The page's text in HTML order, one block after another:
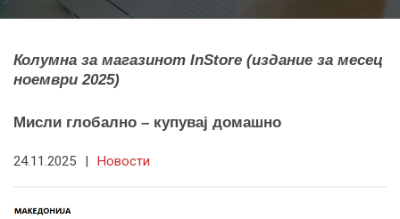
Колумна за магазинот InStore (издание за месец
ноември 2025)
Мисли глобално – купувај домашно
24.11.2025 | Новости